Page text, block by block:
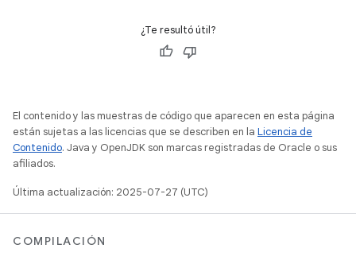
¿Te resultó útil?
El contenido y las muestras de código que aparecen en esta página
están sujetas a las licencias que se describen en la Licencia de
Contenido. Java y OpenJDK son marcas registradas de Oracle o sus
afiliados.
Última actualización: 2025-07-27 (UTC)
COMPILACIÓN